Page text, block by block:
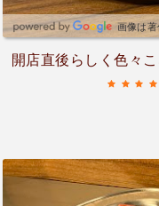
画像は
開店直後らしく色々